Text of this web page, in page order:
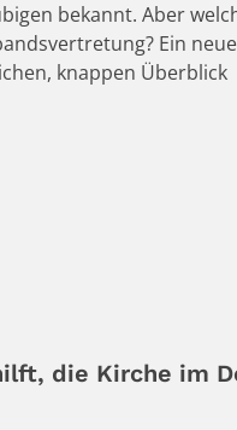
bekannt. Aber
Ein
knappen Überblick
die Kirche im